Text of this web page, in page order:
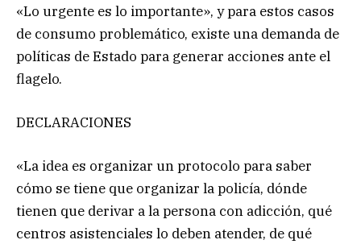
«Lo urgente es lo importante», y para estos casos
de consumo problemático, existe una demanda de
políticas de Estado para generar acciones ante el
flagelo.
DECLARACIONES
«La idea es organizar un protocolo para saber
cómo se tiene que organizar la policía, dónde
tienen que derivar a la persona con adicción, qué
centros asistenciales lo deben atender, de qué